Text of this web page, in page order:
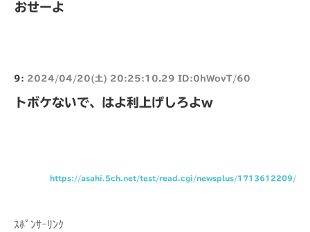
おせーよ
9: 2024/04/20(土) 20:25:10.29 ID:0hWovT/60
トボケないで、はよ利上げしろよw
https://asahi.5ch.net/test/read.cgi/newsplus/1713612209/
ｽﾎﾟﾝｻｰﾘﾝｸ